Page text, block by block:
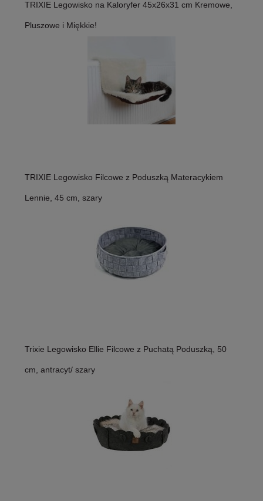
TRIXIE Legowisko na Kaloryfer 45x26x31 cm Kremowe,
Pluszowe i Miękkie!
TRIXIE Legowisko Filcowe z Poduszką Materacykiem
Lennie, 45 cm, szary
Trixie Legowisko Ellie Filcowe z Puchatą Poduszką, 50
cm, antracyt/ szary